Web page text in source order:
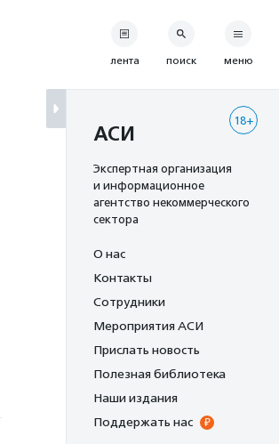
лента поиск меню
18+
АСИ
Экспертная организация
и информационное
агентство некоммерческого
сектора
О нас
Контакты
Сотрудники
Мероприятия АСИ
Прислать новость
Полезная библиотека
Наши издания
Поддержать нас